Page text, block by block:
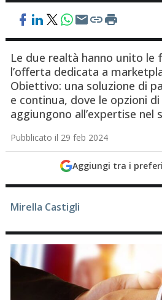
Le due realtà hanno unito le
l’offerta dedicata a
Obiettivo: una soluzione di
e continua, dove le opzioni
aggiungono all’expertise nel
Pubblicato il 29 feb 2024
Aggiungi tra i
Mirella Castigli